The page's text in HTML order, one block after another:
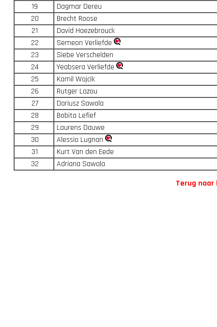
19
Dagmar Dereu
20
Brecht Roose
21
David Haezebrouck
22
Semeon Verliefde
23
Siebe Verschelden
24
Yeabsera Verliefde
25
Kamil Wojcik
26
Rutger Lazou
27
Dariusz Sawala
28
Bobita Lefief
29
Laurens Dauwe
30
Alessio Lugnan
31
Kurt Van den Eede
32
Adriana Sawala
Terug